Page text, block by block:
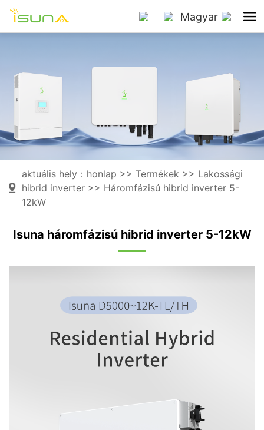
Magyar
aktuális hely： honlap >> Termékek >> Lakossági
hibrid inverter >> Háromfázisú hibrid inverter 5-
12kW
Isuna háromfázisú hibrid inverter 5-12kW